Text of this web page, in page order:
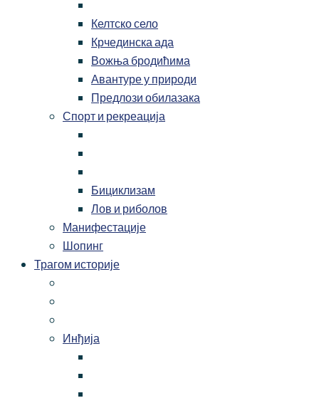
Келтско село
Крчединска ада
Вожња бродићима
Авантуре у природи
Предлози обилазака
Спорт и рекреација
Бициклизам
Лов и риболов
Манифестације
Шопинг
Трагом историје
Инђија